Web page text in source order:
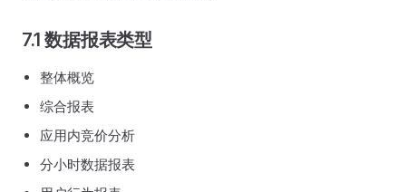
7.1 数据报表类型
整体概览
综合报表
应用内竞价分析
分小时数据报表